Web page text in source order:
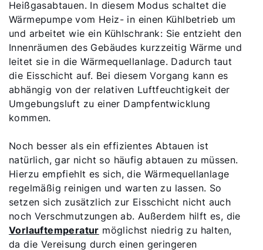
Heißgasabtauen. In diesem Modus schaltet die
Wärmepumpe vom Heiz- in einen Kühlbetrieb um
und arbeitet wie ein Kühlschrank: Sie entzieht den
Innenräumen des Gebäudes kurzzeitig Wärme und
leitet sie in die Wärmequellanlage. Dadurch taut
die Eisschicht auf. Bei diesem Vorgang kann es
abhängig von der relativen Luftfeuchtigkeit der
Umgebungsluft zu einer Dampfentwicklung
kommen.
Noch besser als ein effizientes Abtauen ist
natürlich, gar nicht so häufig abtauen zu müssen.
Hierzu empfiehlt es sich, die Wärmequellanlage
regelmäßig reinigen und warten zu lassen. So
setzen sich zusätzlich zur Eisschicht nicht auch
noch Verschmutzungen ab. Außerdem hilft es, die
Vorlauftemperatur möglichst niedrig zu halten,
da die Vereisung durch einen geringeren